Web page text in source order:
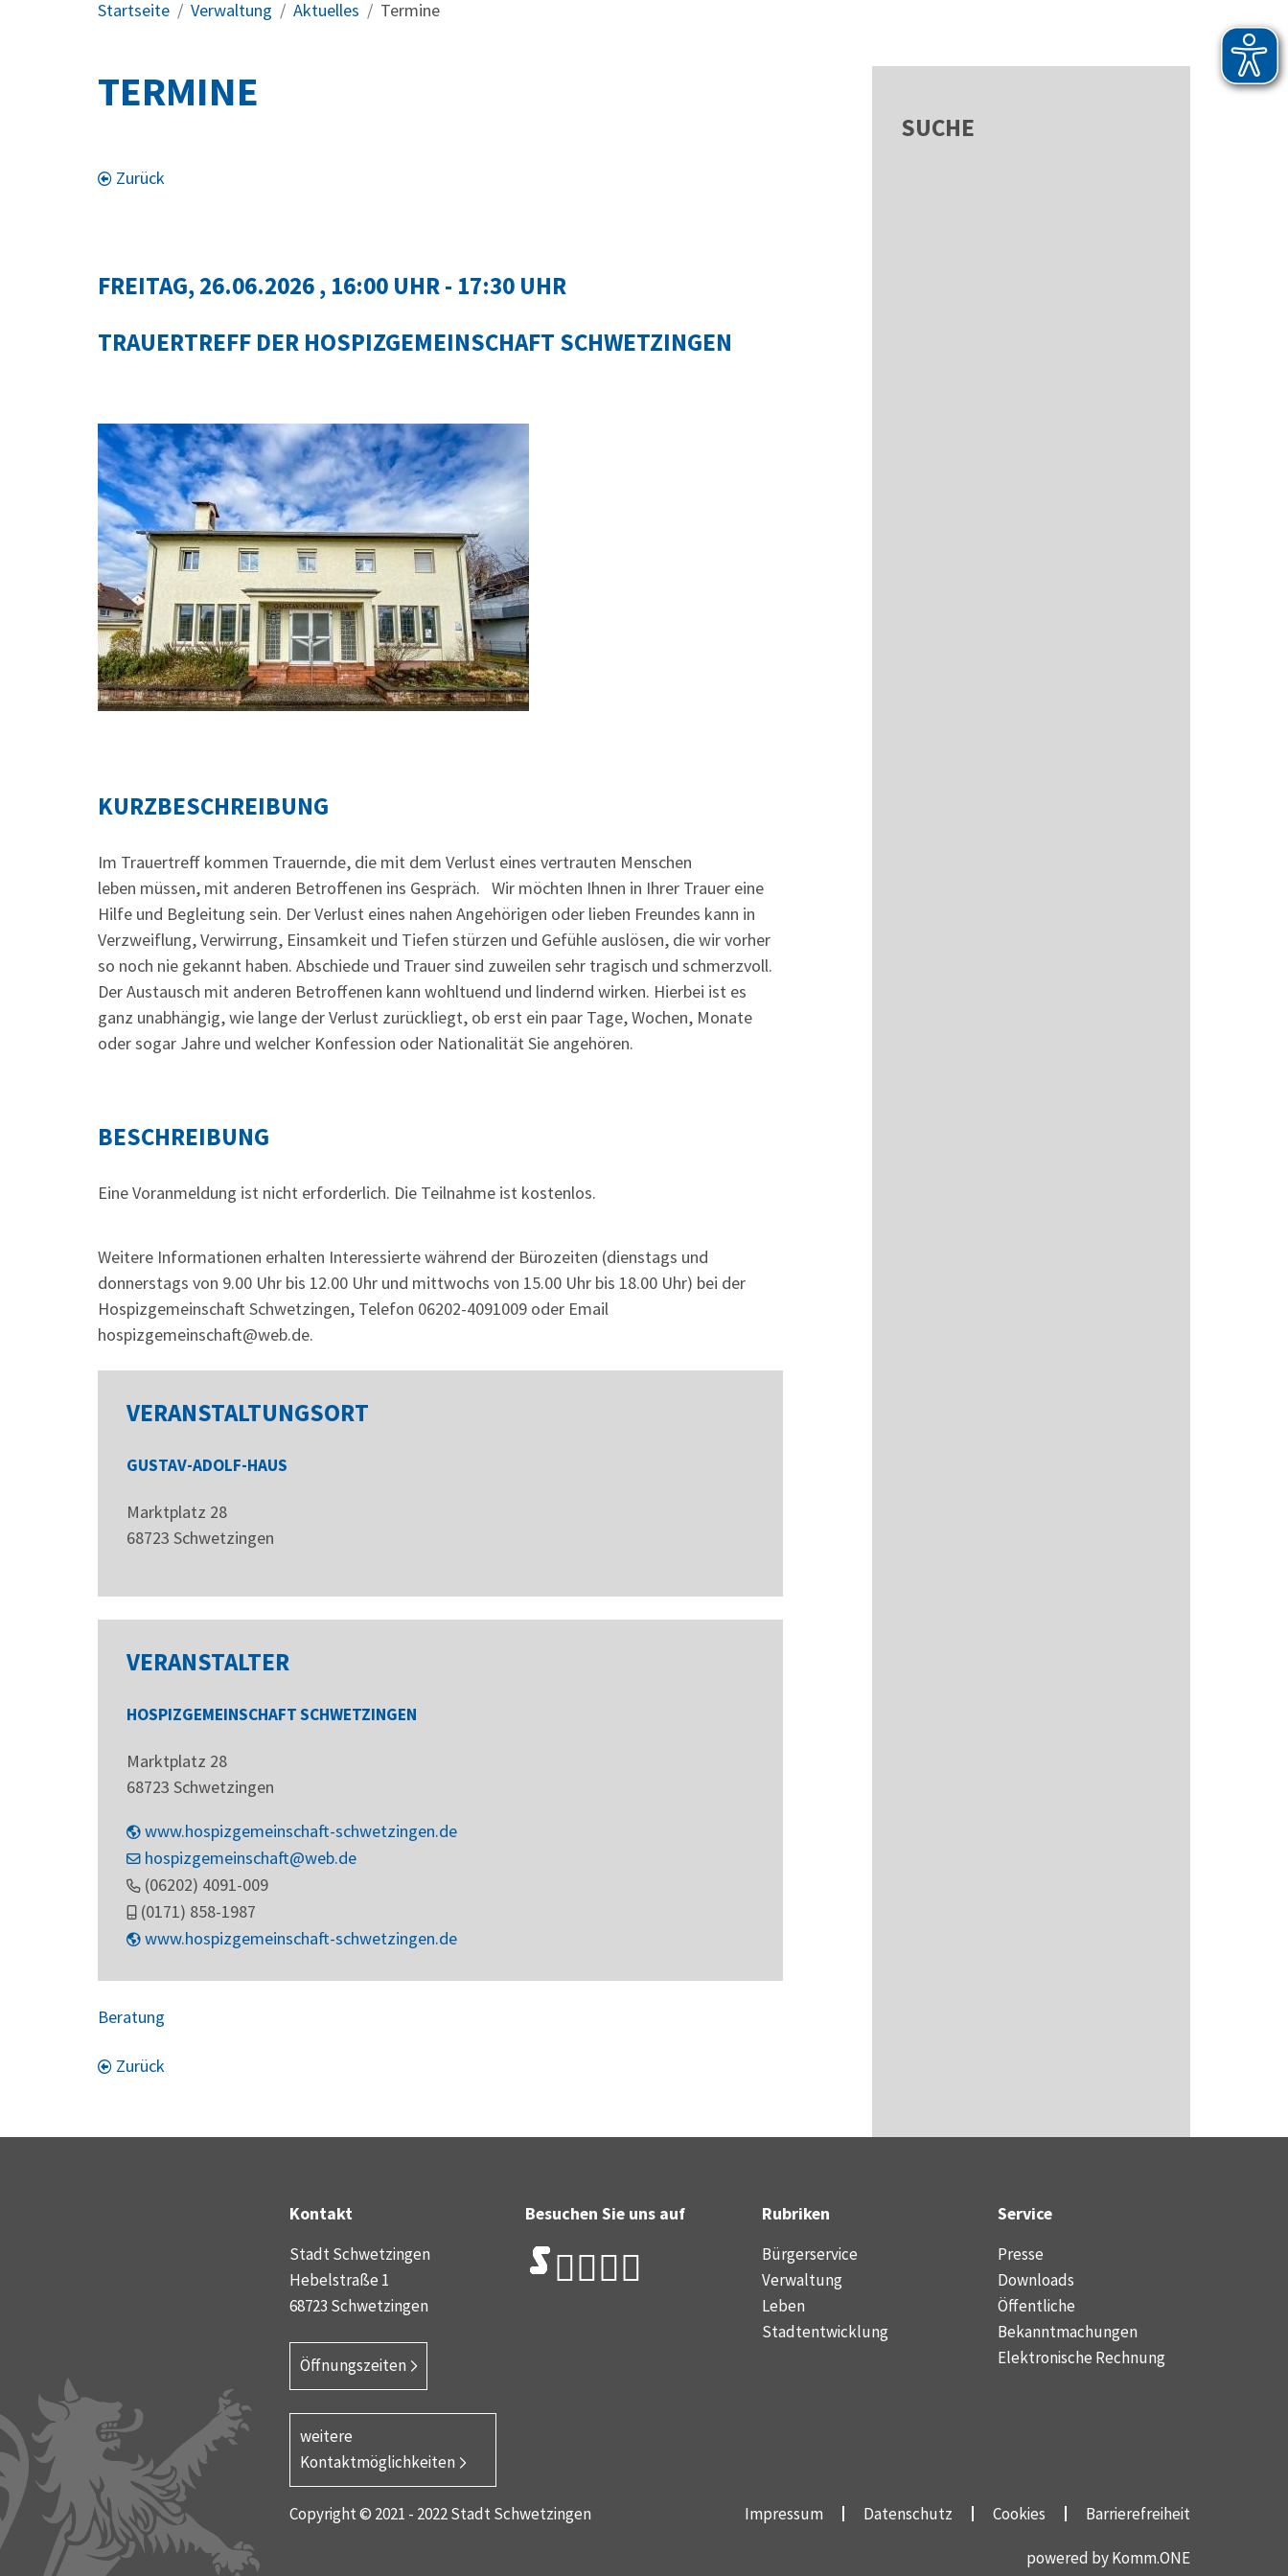
Startseite Verwaltung Aktuelles Termine
TERMINE
Zurück
FREITAG, 26.06.2026, 16:00 UHR - 17:30 UHR
TRAUERTREFF DER HOSPIZGEMEINSCHAFT SCHWETZINGEN
KURZBESCHREIBUNG
Im Trauertreff kommen Trauernde, die mit dem Verlust eines vertrauten Menschen
leben müssen, mit anderen Betroffenen ins Gespräch. Wir möchten Ihnen in Ihrer Trauer eine
Hilfe und Begleitung sein. Der Verlust eines nahen Angehörigen oder lieben Freundes kann in
Verzweiflung, Verwirrung, Einsamkeit und Tiefen stürzen und Gefühle auslösen, die wir vorher
so noch nie gekannt haben. Abschiede und Trauer sind zuweilen sehr tragisch und schmerzvoll.
Der Austausch mit anderen Betroffenen kann wohltuend und lindernd wirken. Hierbei ist es
ganz unabhängig, wie lange der Verlust zurückliegt, ob erst ein paar Tage, Wochen, Monate
oder sogar Jahre und welcher Konfession oder Nationalität Sie angehören.
BESCHREIBUNG
Eine Voranmeldung ist nicht erforderlich. Die Teilnahme ist kostenlos.
Weitere Informationen erhalten Interessierte während der Bürozeiten (dienstags und
donnerstags von 9.00 Uhr bis 12.00 Uhr und mittwochs von 15.00 Uhr bis 18.00 Uhr) bei der
Hospizgemeinschaft Schwetzingen, Telefon 06202-4091009 oder Email
hospizgemeinschaft@web.de.
VERANSTALTUNGSORT
GUSTAV-ADOLF-HAUS
Marktplatz 28
68723 Schwetzingen
VERANSTALTER
HOSPIZGEMEINSCHAFT SCHWETZINGEN
Marktplatz 28
68723 Schwetzingen
www.hospizgemeinschaft-schwetzingen.de
hospizgemeinschaft@web.de
(06202) 4091-009
(0171) 858-1987
www.hospizgemeinschaft-schwetzingen.de
Beratung
Zurück
SUCHE
Kontakt
Stadt Schwetzingen
Hebelstraße 1
68723 Schwetzingen
Öffnungszeiten
weitere
Kontaktmöglichkeiten
Besuchen Sie uns auf Rubriken
Bürgerservice
Verwaltung
Leben
Stadtentwicklung
Service
Presse
Downloads
Öffentliche
Bekanntmachungen
Elektronische Rechnung
Copyright © 2021 - 2022 Stadt Schwetzingen Impressum Datenschutz Cookies Barrierefreiheit
powered byKomm.ONE